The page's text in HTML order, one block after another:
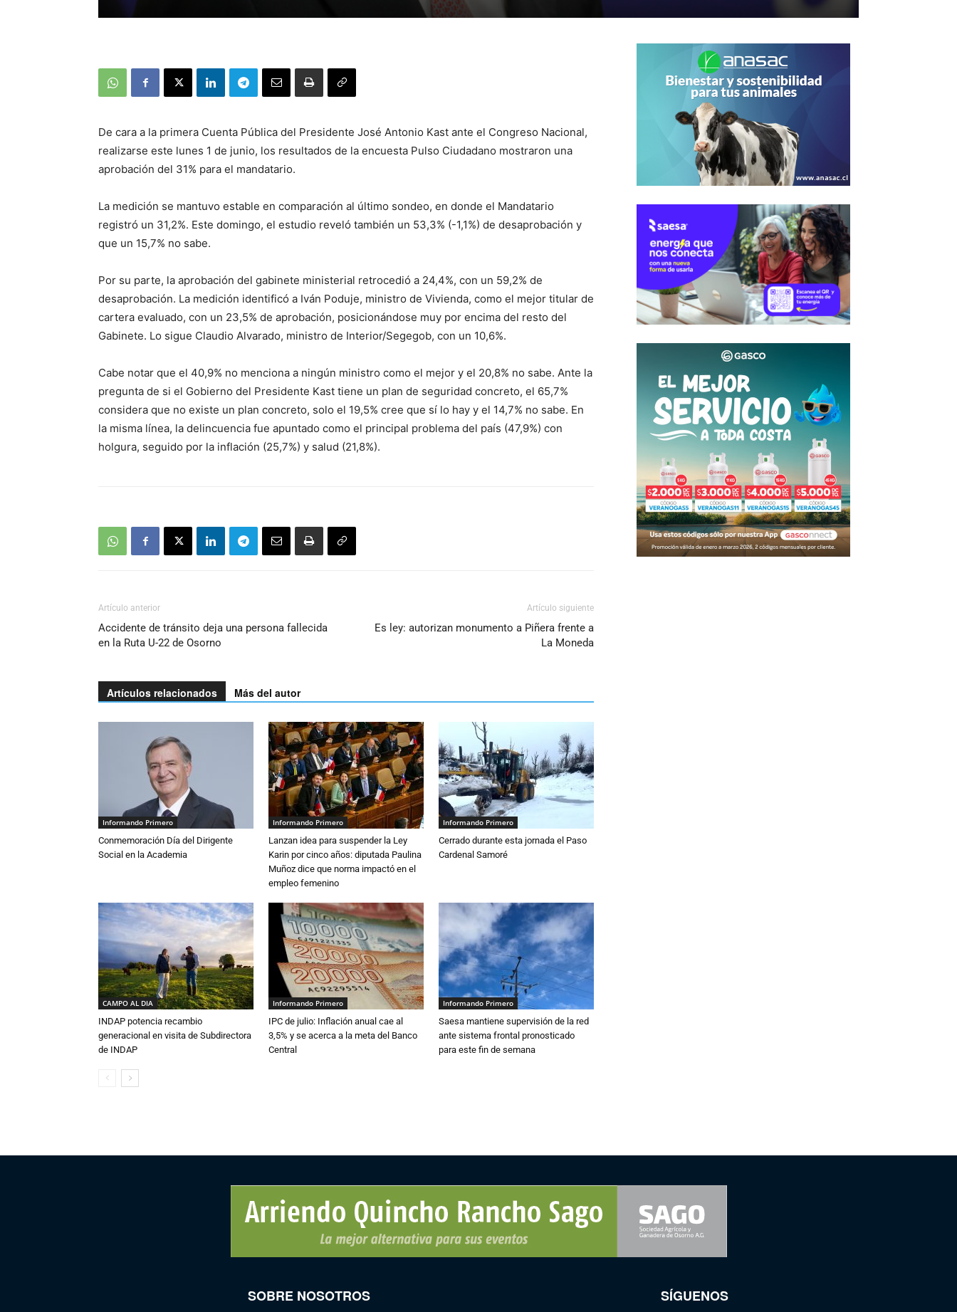
De cara a la primera Cuenta Pública del Presidente José Antonio Kast ante el Congreso Nacional,
realizarse este lunes 1 de junio, los resultados de la encuesta Pulso Ciudadano mostraron una
aprobación del 31% para el mandatario.
La medición se mantuvo estable en comparación al último sondeo, en donde el Mandatario
registró un 31,2%. Este domingo, el estudio reveló también un 53,3% (-1,1%) de desaprobación y
que un 15,7% no sabe.
Por su parte, la aprobación del gabinete ministerial retrocedió a 24,4%, con un 59,2% de
desaprobación. La medición identificó a Iván Poduje, ministro de Vivienda, como el mejor titular de
cartera evaluado, con un 23,5% de aprobación, posicionándose muy por encima del resto del
Gabinete. Lo sigue Claudio Alvarado, ministro de Interior/Segegob, con un 10,6%.
Cabe notar que el 40,9% no menciona a ningún ministro como el mejor y el 20,8% no sabe. Ante la
pregunta de si el Gobierno del Presidente Kast tiene un plan de seguridad concreto, el 65,7%
considera que no existe un plan concreto, solo el 19,5% cree que sí lo hay y el 14,7% no sabe. En
la misma línea, la delincuencia fue apuntado como el principal problema del país (47,9%) con
holgura, seguido por la inflación (25,7%) y salud (21,8%).
Artículo anterior
Accidente de tránsito deja una persona fallecida
en la Ruta U-22 de Osorno
Artículo siguiente
Es ley: autorizan monumento a Piñera frente a
La Moneda
Artículos relacionados Más del autor
Informando Primero
Conmemoración Día del Dirigente
Social en la Academia
Informando Primero
Lanzan idea para suspender la Ley
Karin por cinco años: diputada Paulina
Muñoz dice que norma impactó en el
empleo femenino
Informando Primero
Cerrado durante esta jornada el Paso
Cardenal Samoré
CAMPO AL DIA
INDAP potencia recambio
generacional en visita de Subdirectora
de INDAP
Informando Primero
IPC de julio: Inflación anual cae al
3,5% y se acerca a la meta del Banco
Central
Informando Primero
Saesa mantiene supervisión de la red
ante sistema frontal pronosticado
para este fin de semana
SOBRE NOSOTROS SÍGUENOS